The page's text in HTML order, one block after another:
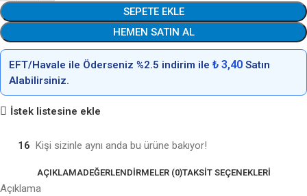
SEPETE EKLE
HEMEN SATIN AL
EFT/Havale ile Öderseniz %2.5 indirim ile ₺ 3,40 Satın
Alabilirsiniz.
İstek listesine ekle
16 Kişi sizinle aynı anda bu ürüne bakıyor!
AÇIKLAMADEĞERLENDIRMELER (0)TAKSIT SEÇENEKLERI
Açıklama